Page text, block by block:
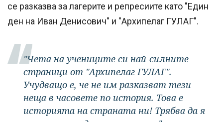
се разказва за лагерите и репресиите като "Един
ден на Иван Денисович" и "Архипелаг ГУЛАГ".
"Чета на учениците си най-силните
страници от "Архипелаг ГУЛАГ".
Учудващо е, че не им разказват тези
неща в часовете по история. Това е
историята на страната ни! Трябва да я